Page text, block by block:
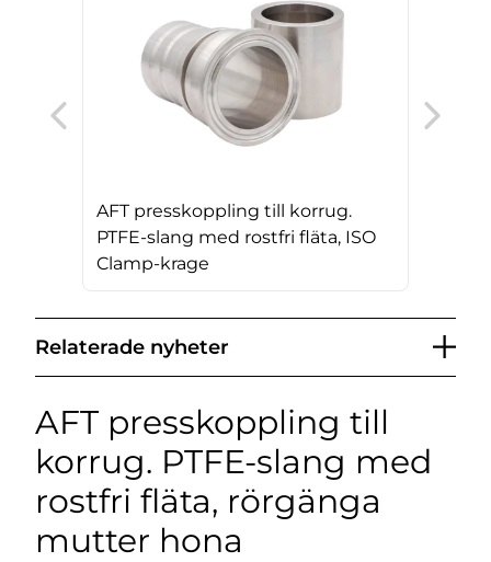
AFT presskoppling till korrug.
PTFE-slang med rostfri fläta, ISO
Clamp-krage
Relaterade nyheter
AFT presskoppling till
korrug. PTFE-slang med
rostfri fläta, rörgänga
mutter hona